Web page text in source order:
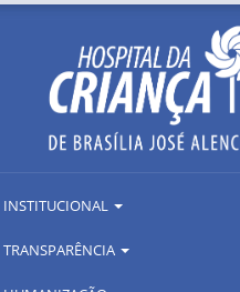
INSTITUCIONAL
TRANSPARÊNCIA